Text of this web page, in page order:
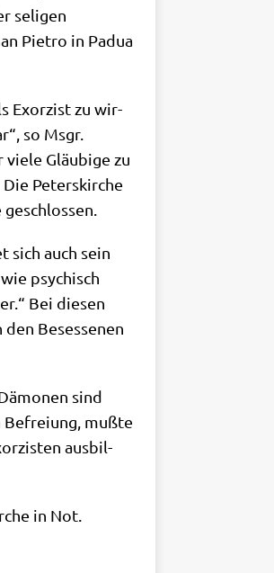
seli­gen
Pie­tro in Padua
Exor­zist zu wir­
so Msgr.
Gläu­bi­ge zu
Peters­kir­che
sich auch sein
psy­chisch
Bei die­sen
Beses­se­nen
sind
Befrei­ung, muß­te
aus­bil­
in Not.